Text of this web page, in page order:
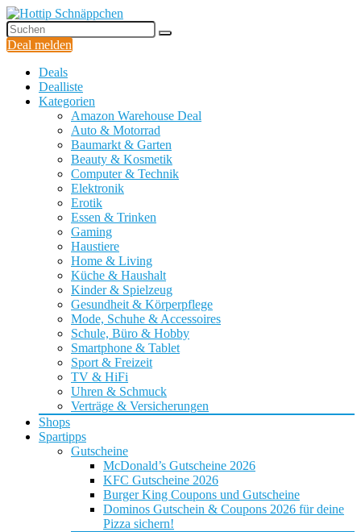
Deal melden
Deals
Dealliste
Kategorien
Amazon Warehouse Deal
Auto & Motorrad
Baumarkt & Garten
Beauty & Kosmetik
Computer & Technik
Elektronik
Erotik
Essen & Trinken
Gaming
Haustiere
Home & Living
Küche & Haushalt
Kinder & Spielzeug
Gesundheit & Körperpflege
Mode, Schuhe & Accessoires
Schule, Büro & Hobby
Smartphone & Tablet
Sport & Freizeit
TV & HiFi
Uhren & Schmuck
Verträge & Versicherungen
Shops
Spartipps
Gutscheine
McDonald’s Gutscheine 2026
KFC Gutscheine 2026
Burger King Coupons und Gutscheine
Dominos Gutschein & Coupons 2026 für deine
Pizza sichern!